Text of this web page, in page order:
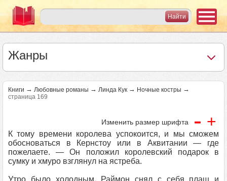
Жанры
Книги → Любовные романы → Линда Кук → Ночные костры →
страница 169
Изменить размер шрифта - +
К тому времени королева успокоится, и мы сможем
обосноваться в Кернстоу или в Аквитании — где
пожелаете. — Он положил королевский подарок в
сумку и хмуро взглянул на ястреба.
Утро было холодным. Раймон снял с себя плащ и